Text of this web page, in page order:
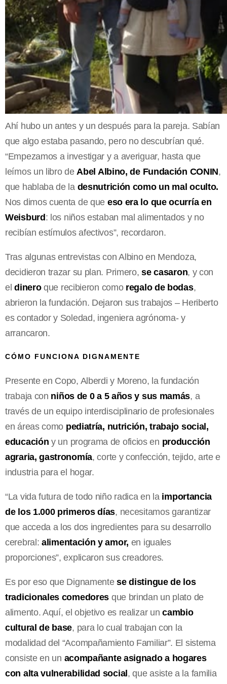
Ahí hubo un antes y un después para la pareja. Sabían
que algo estaba pasando, pero no descubrían qué.
“Empezamos a investigar y a averiguar, hasta que
leímos un libro de Abel Albino, de Fundación CONIN,
que hablaba de la desnutrición como un mal oculto.
Nos dimos cuenta de que eso era lo que ocurría en
Weisburd: los niños estaban mal alimentados y no
recibían estímulos afectivos”, recordaron.
Tras algunas entrevistas con Albino en Mendoza,
decidieron trazar su plan. Primero,se casaron, y con
eldineroque recibieron como regalo de bodas,
abrieron la fundación. Dejaron sus trabajos – Heriberto
es contador y Soledad, ingeniera agrónoma- y
arrancaron.
CÓMO FUNCIONA DIGNAMENTE
Presente en Copo, Alberdi y Moreno, la fundación
trabaja con niños de 0 a 5 años y sus mamás, a
través de un equipo interdisciplinario de profesionales
en áreas como pediatría, nutrición, trabajo social,
educación y un programa de oficios en producción
agraria, gastronomía, corte y confección, tejido, arte e
industria para el hogar.
“La vida futura de todo niño radica en la importancia
de los 1.000 primeros días, necesitamos garantizar
que acceda a los dos ingredientes para su desarrollo
cerebral: alimentación y amor, en iguales
proporciones”, explicaron sus creadores.
Es por eso que Dignamentese distingue de los
tradicionales comedores que brindan un plato de
alimento. Aquí, el objetivo es realizar un cambio
cultural de base, para lo cual trabajan con la
modalidad del “Acompañamiento Familiar”. El sistema
consiste en un acompañante asignado a hogares
con alta vulnerabilidad social, que asiste a la familia